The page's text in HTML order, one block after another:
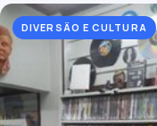
DIVERSÃO E CULTURA